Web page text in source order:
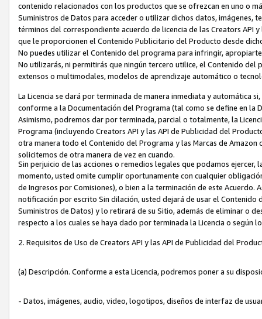
contenido relacionados con los productos que se ofrezcan en uno o
Suministros de Datos para acceder o utilizar dichos datos,
términos del correspondiente acuerdo de licencia de las Creators API
que le proporcionen el Contenido Publicitario del Producto desde
No puedes utilizar el Contenido del programa para infringir,
No utilizarás, ni permitirás que ningún tercero utilice, el Contenido
extensos o multimodales, modelos de aprendizaje automático o
La Licencia se dará por terminada de manera inmediata y automática
conforme a la Documentación del Programa (tal como se define en la
Asimismo, podremos dar por terminada, parcial o totalmente, la
Programa (incluyendo Creators API y las API de Publicidad del
otra manera todo el Contenido del Programa y las Marcas de
solicitemos de otra manera de vez en cuando.
Sin perjuicio de las acciones o remedios legales que podamos
momento, usted omite cumplir oportunamente con cualquier
de Ingresos por Comisiones), o bien a la terminación de este
notificación por escrito Sin dilación, usted dejará de usar el
Suministros de Datos) y lo retirará de su Sitio, además de eliminar o
respecto a los cuales se haya dado por terminada la Licencia o según
2. Requisitos de Uso de Creators API y las API de Publicidad del
(a) Descripción. Conforme a esta Licencia, podremos poner a su
- Datos, imágenes, audio, video, logotipos, diseños de interfaz de